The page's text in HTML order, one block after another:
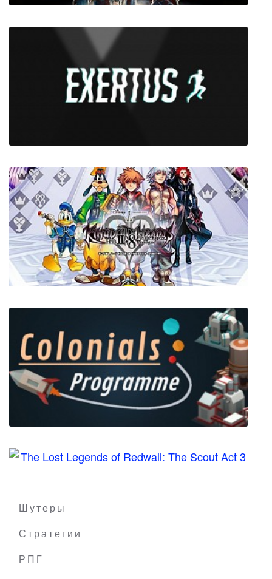
Exertus
KINGDOM HEARTS HD 2.8 Final Chapter
Prologue
Colonials Programme
Шутеры
Стратегии
РПГ